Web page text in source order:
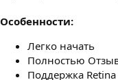
Особенности:
Легко начать
Полностью
Поддержка Retina